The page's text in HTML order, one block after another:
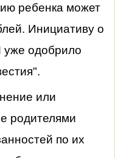
ребенка может
Инициативу о
уже одобрило
или
родителями
по их